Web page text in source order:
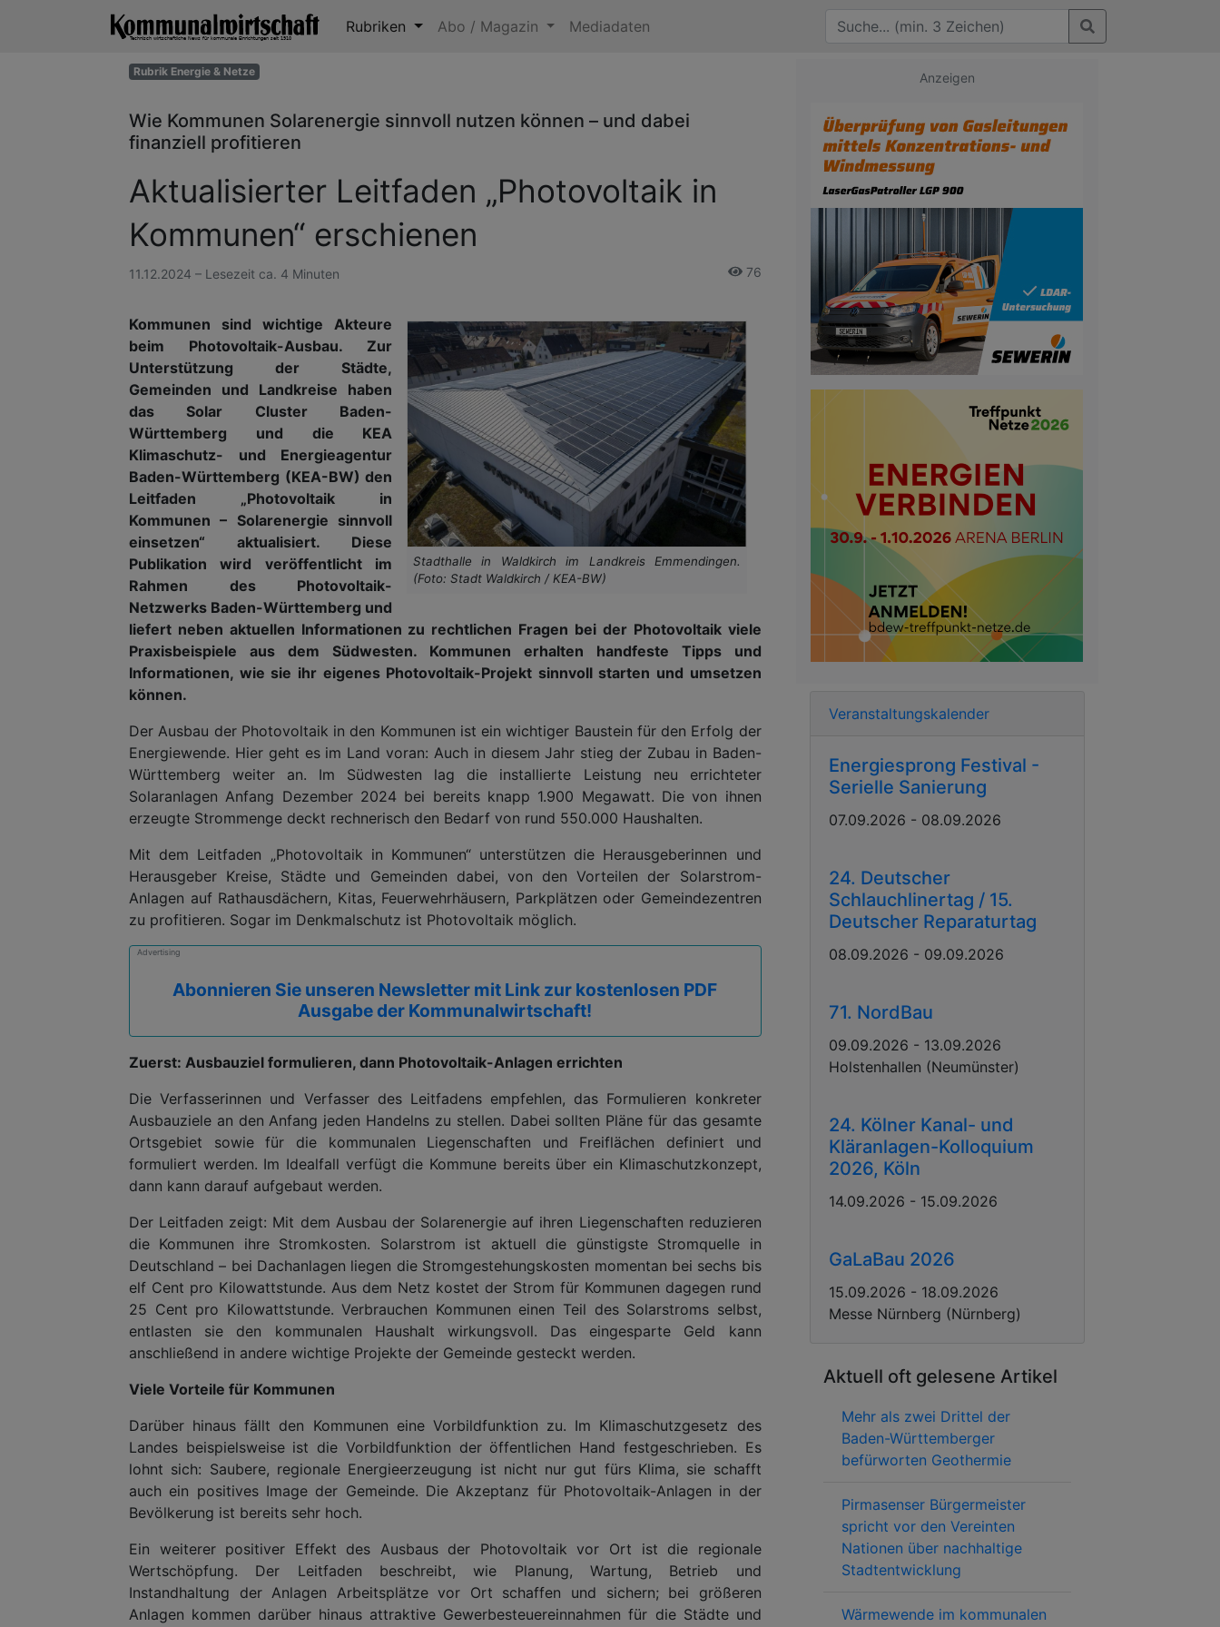
Rubriken Abo / Magazin Mediadaten
Rubrik Energie & Netze
Wie Kommunen Solarenergie sinnvoll nutzen können – und dabei
finanziell profitieren
Aktualisierter Leitfaden „Photovoltaik in
Kommunen“ erschienen
11.12.2024 – Lesezeit ca. 4 Minuten 76
Stadthalle in Waldkirch im Landkreis Emmendingen.
(Foto: Stadt Waldkirch / KEA-BW)
Kommunen sind wichtige Akteure
beim Photovoltaik-Ausbau. Zur
Unterstützung der Städte,
Gemeinden und Landkreise haben
das Solar Cluster Baden-
Württemberg und die KEA
Klimaschutz- und Energieagentur
Baden-Württemberg (KEA-BW) den
Leitfaden „Photovoltaik in
Kommunen – Solarenergie sinnvoll
einsetzen“ aktualisiert. Diese
Publikation wird veröffentlicht im
Rahmen des Photovoltaik-
Netzwerks Baden-Württemberg und
liefert neben aktuellen Informationen zu rechtlichen Fragen bei der Photovoltaik viele
Praxisbeispiele aus dem Südwesten. Kommunen erhalten handfeste Tipps und
Informationen, wie sie ihr eigenes Photovoltaik-Projekt sinnvoll starten und umsetzen
können.
Der Ausbau der Photovoltaik in den Kommunen ist ein wichtiger Baustein für den Erfolg der
Energiewende. Hier geht es im Land voran: Auch in diesem Jahr stieg der Zubau in Baden-
Württemberg weiter an. Im Südwesten lag die installierte Leistung neu errichteter
Solaranlagen Anfang Dezember 2024 bei bereits knapp 1.900 Megawatt. Die von ihnen
erzeugte Strommenge deckt rechnerisch den Bedarf von rund 550.000 Haushalten.
Mit dem Leitfaden „Photovoltaik in Kommunen“ unterstützen die Herausgeberinnen und
Herausgeber Kreise, Städte und Gemeinden dabei, von den Vorteilen der Solarstrom-
Anlagen auf Rathausdächern, Kitas, Feuerwehrhäusern, Parkplätzen oder Gemeindezentren
zu profitieren. Sogar im Denkmalschutz ist Photovoltaik möglich.
Advertising
Abonnieren Sie unseren Newsletter mit Link zur kostenlosen PDF
Ausgabe der Kommunalwirtschaft!
Zuerst: Ausbauziel formulieren, dann Photovoltaik-Anlagen errichten
Die Verfasserinnen und Verfasser des Leitfadens empfehlen, das Formulieren konkreter
Ausbauziele an den Anfang jeden Handelns zu stellen. Dabei sollten Pläne für das gesamte
Ortsgebiet sowie für die kommunalen Liegenschaften und Freiflächen definiert und
formuliert werden. Im Idealfall verfügt die Kommune bereits über ein Klimaschutzkonzept,
dann kann darauf aufgebaut werden.
Der Leitfaden zeigt: Mit dem Ausbau der Solarenergie auf ihren Liegenschaften reduzieren
die Kommunen ihre Stromkosten. Solarstrom ist aktuell die günstigste Stromquelle in
Deutschland – bei Dachanlagen liegen die Stromgestehungskosten momentan bei sechs bis
elf Cent pro Kilowattstunde. Aus dem Netz kostet der Strom für Kommunen dagegen rund
25 Cent pro Kilowattstunde. Verbrauchen Kommunen einen Teil des Solarstroms selbst,
entlasten sie den kommunalen Haushalt wirkungsvoll. Das eingesparte Geld kann
anschließend in andere wichtige Projekte der Gemeinde gesteckt werden.
Viele Vorteile für Kommunen
Darüber hinaus fällt den Kommunen eine Vorbildfunktion zu. Im Klimaschutzgesetz des
Landes beispielsweise ist die Vorbildfunktion der öffentlichen Hand festgeschrieben. Es
lohnt sich: Saubere, regionale Energieerzeugung ist nicht nur gut fürs Klima, sie schafft
auch ein positives Image der Gemeinde. Die Akzeptanz für Photovoltaik-Anlagen in der
Bevölkerung ist bereits sehr hoch.
Ein weiterer positiver Effekt des Ausbaus der Photovoltaik vor Ort ist die regionale
Wertschöpfung. Der Leitfaden beschreibt, wie Planung, Wartung, Betrieb und
Instandhaltung der Anlagen Arbeitsplätze vor Ort schaffen und sichern; bei größeren
Anlagen kommen darüber hinaus attraktive Gewerbesteuereinnahmen für die Städte und
Anzeigen
Veranstaltungskalender
Energiesprong Festival -
Serielle Sanierung
07.09.2026 - 08.09.2026
24. Deutscher
Schlauchlinertag / 15.
Deutscher Reparaturtag
08.09.2026 - 09.09.2026
71. NordBau
09.09.2026 - 13.09.2026
Holstenhallen (Neumünster)
24. Kölner Kanal- und
Kläranlagen-Kolloquium
2026, Köln
14.09.2026 - 15.09.2026
GaLaBau 2026
15.09.2026 - 18.09.2026
Messe Nürnberg (Nürnberg)
Aktuell oft gelesene Artikel
Mehr als zwei Drittel der
Baden-Württemberger
befürworten Geothermie
Pirmasenser Bürgermeister
spricht vor den Vereinten
Nationen über nachhaltige
Stadtentwicklung
Wärmewende im kommunalen